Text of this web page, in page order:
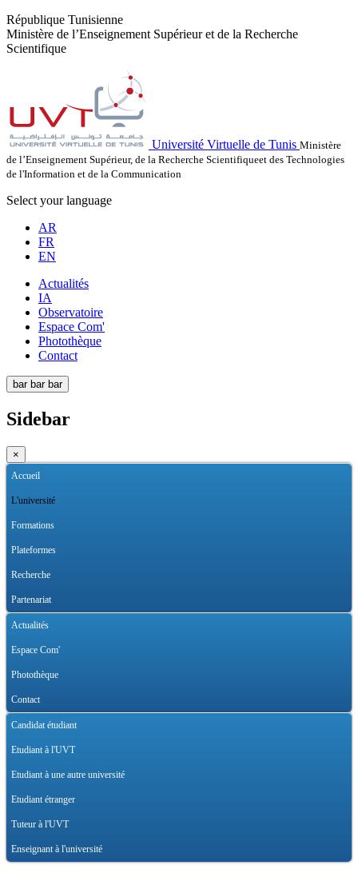
République Tunisienne
Ministère de l’Enseignement Supérieur et de la Recherche
Scientifique
Université Virtuelle de Tunis Ministère
de l’Enseignement Supérieur, de la Recherche Scientifiqueet des Technologies
de l'Information et de la Communication
Select your language
AR
FR
EN
Actualités
IA
Observatoire
Espace Com'
Photothèque
Contact
bar bar bar
Sidebar
×
Accueil
L'université
Formations
Plateformes
Recherche
Partenariat
Actualités
Espace Com'
Photothèque
Contact
Candidat étudiant
Etudiant à l'UVT
Etudiant à une autre université
Etudiant étranger
Tuteur à l'UVT
Enseignant à l'université